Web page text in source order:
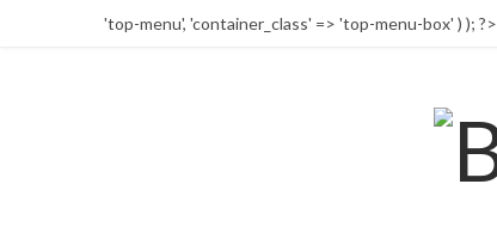
'top-menu', 'container_class' => 'top-menu-box' ) ); ?>